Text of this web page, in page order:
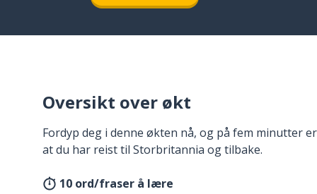
Oversikt over økt
Fordyp deg i denne økten nå, og på fem minutter
at du har reist til Storbritannia og tilbake.
10 ord/fraser å lære